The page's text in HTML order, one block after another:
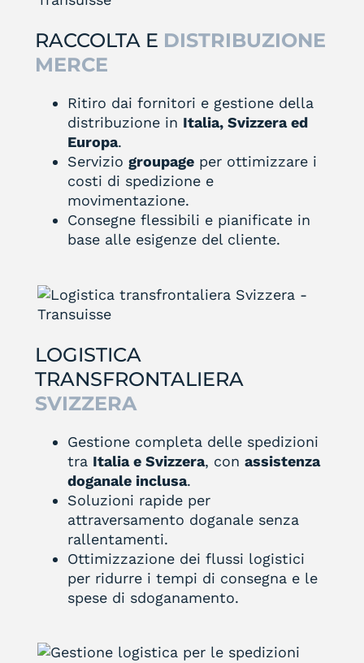
RACCOLTA E DISTRIBUZIONE
MERCE
Ritiro dai fornitori e gestione della
distribuzione in Italia, Svizzera ed
Europa.
Servizio groupageper ottimizzare i
costi di spedizione e
movimentazione.
Consegne flessibili e pianificate in
base alle esigenze del cliente.
LOGISTICA
TRANSFRONTALIERA
SVIZZERA
Gestione completa delle spedizioni
tra Italia e Svizzera, con assistenza
doganale inclusa.
Soluzioni rapide per
attraversamento doganale senza
rallentamenti.
Ottimizzazione dei flussi logistici
per ridurre i tempi di consegna e le
spese di sdoganamento.